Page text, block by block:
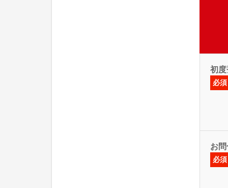
初
必須
お
必須